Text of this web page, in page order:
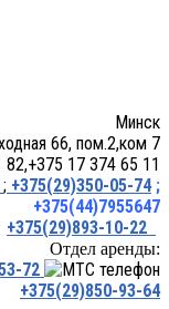
66, пом.2,ком 7
17 374 65 11
; +375(29)350-05-74 ;
+375(44)7955647
+375(29)893-10-22
Отдел аренды:
72
+375(29)850-93-64